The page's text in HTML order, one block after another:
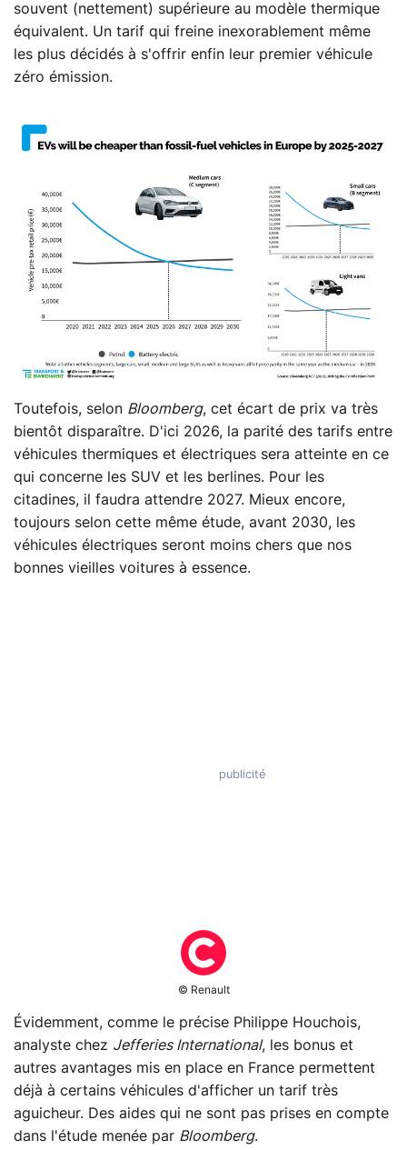
souvent (nettement) supérieure au modèle thermique
équivalent. Un tarif qui freine inexorablement même
les plus décidés à s'offrir enfin leur premier véhicule
zéro émission.
Toutefois, selon Bloomberg, cet écart de prix va très
bientôt disparaître. D'ici 2026, la parité des tarifs entre
véhicules thermiques et électriques sera atteinte en ce
qui concerne les SUV et les berlines. Pour les
citadines, il faudra attendre 2027. Mieux encore,
toujours selon cette même étude, avant 2030, les
véhicules électriques seront moins chers que nos
bonnes vieilles voitures à essence.
© Renault
Évidemment, comme le précise Philippe Houchois,
analyste chez Jefferies International, les bonus et
autres avantages mis en place en France permettent
déjà à certains véhicules d'afficher un tarif très
aguicheur. Des aides qui ne sont pas prises en compte
dans l'étude menée par Bloomberg.